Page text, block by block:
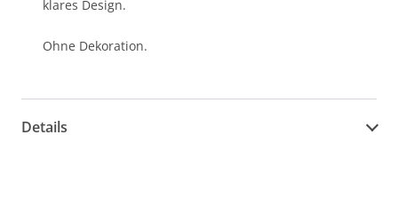
klares Design.
Ohne Dekoration.
Details